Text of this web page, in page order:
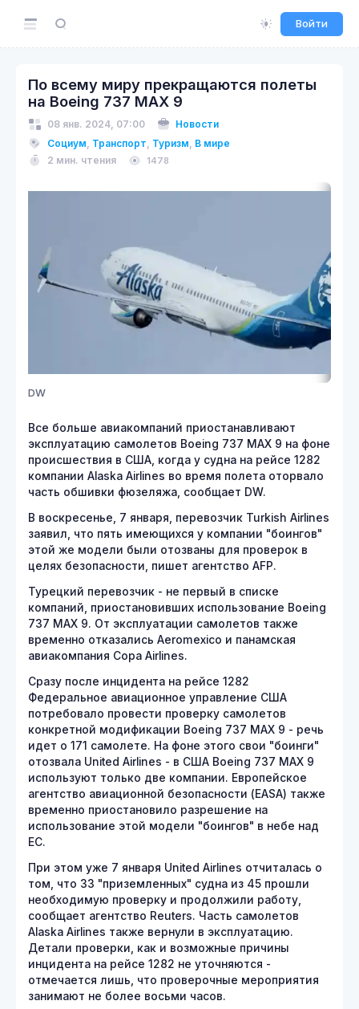
Войти
По всему миру прекращаются полеты
на Boeing 737 MAX 9
08 янв. 2024, 07:00
Новости
Социум, Транспорт, Туризм, В мире
2 мин. чтения
1478
DW
Все больше авиакомпаний приостанавливают
эксплуатацию самолетов Boeing 737 MAX 9 на фоне
происшествия в США, когда у судна на рейсе 1282
компании Alaska Airlines во время полета оторвало
часть обшивки фюзеляжа, сообщает DW.
В воскресенье, 7 января, перевозчик Turkish Airlines
заявил, что пять имеющихся у компании "боингов"
этой же модели были отозваны для проверок в
целях безопасности, пишет агентство AFP.
Турецкий перевозчик - не первый в списке
компаний, приостановивших использование Boeing
737 MAX 9. От эксплуатации самолетов также
временно отказались Aeromexico и панамская
авиакомпания Copa Airlines.
Сразу после инцидента на рейсе 1282
Федеральное авиационное управление США
потребовало провести проверку самолетов
конкретной модификации Boeing 737 MAX 9 - речь
идет о 171 самолете. На фоне этого свои "боинги"
отозвала United Airlines - в США Boeing 737 MAX 9
используют только две компании. Европейское
агентство авиационной безопасности (EASA) также
временно приостановило разрешение на
использование этой модели "боингов" в небе над
ЕС.
При этом уже 7 января United Airlines отчиталась о
том, что 33 "приземленных" судна из 45 прошли
необходимую проверку и продолжили работу,
сообщает агентство Reuters. Часть самолетов
Alaska Airlines также вернули в эксплуатацию.
Детали проверки, как и возможные причины
инцидента на рейсе 1282 не уточняются -
отмечается лишь, что проверочные мероприятия
занимают не более восьми часов.